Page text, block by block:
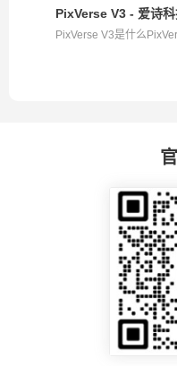
PixVerse V3 - 爱诗
PixVerse V3是什么